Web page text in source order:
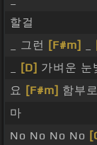
할걸
_ 그런 [F#m]
[D] 가벼운 눈
요 [F#m] 함부
마
No No No No